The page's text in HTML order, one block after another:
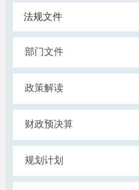
法规文件
部门文件
政策解读
财政预决算
规划计划